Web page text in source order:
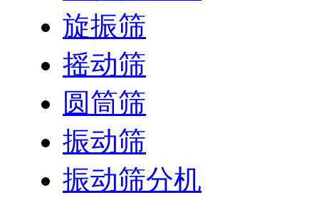
旋振筛
摇动筛
圆筒筛
振动筛
振动筛分机